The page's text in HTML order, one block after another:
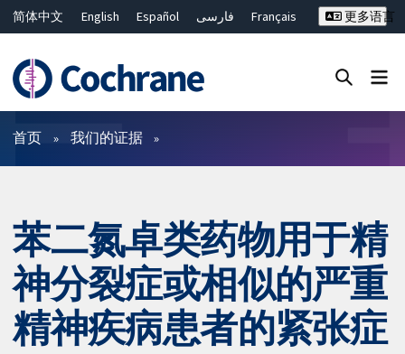
简体中文 English Español فارسی
Français
ไทย
繁體中文
更多语言
过滤
首页 我们的证据
苯二氮卓类药物用于精
神分裂症或相似的严重
精神疾病患者的紧张症